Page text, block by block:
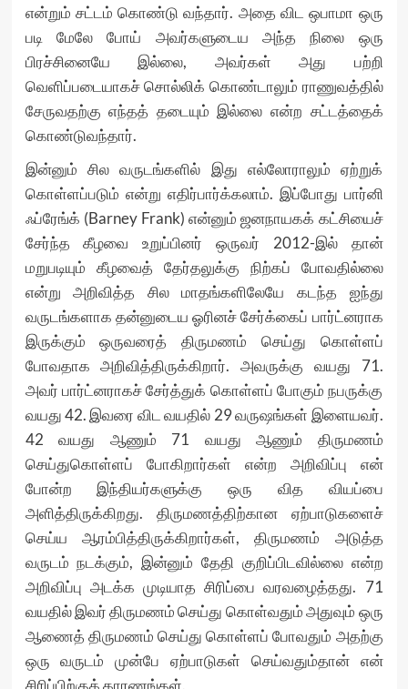
என்றும் சட்டம் கொண்டு வந்தார். அதை விட ஒபாமா ஒரு
படி மேலே போய் அவர்களுடைய அந்த நிலை ஒரு
பிரச்சினையே இல்லை, அவர்கள் அது பற்றி
வெளிப்படையாகச் சொல்லிக் கொண்டாலும் ராணுவத்தில்
சேருவதற்கு எந்தத் தடையும் இல்லை என்ற சட்டத்தைக்
கொண்டுவந்தார்.
இன்னும் சில வருடங்களில் இது எல்லோராலும் ஏற்றுக்
கொள்ளப்படும் என்று எதிர்பார்க்கலாம். இப்போது பார்னி
ஃப்ரேங்க் (Barney Frank) என்னும் ஜனநாயகக் கட்சியைச்
சேர்ந்த கீழவை உறுப்பினர் ஒருவர் 2012-இல் தான்
மறுபடியும் கீழவைத் தேர்தலுக்கு நிற்கப் போவதில்லை
என்று அறிவித்த சில மாதங்களிலேயே கடந்த ஐந்து
வருடங்களாக தன்னுடைய ஓரினச் சேர்க்கைப் பார்ட்னராக
இருக்கும் ஒருவரைத் திருமணம் செய்து கொள்ளப்
போவதாக அறிவித்திருக்கிறார். அவருக்கு வயது 71.
அவர் பார்ட்னராகச் சேர்த்துக் கொள்ளப் போகும் நபருக்கு
வயது 42. இவரை விட வயதில் 29 வருஷங்கள் இளையவர்.
42 வயது ஆணும் 71 வயது ஆணும் திருமணம்
செய்துகொள்ளப் போகிறார்கள் என்ற அறிவிப்பு என்
போன்ற இந்தியர்களுக்கு ஒரு வித வியப்பை
அளித்திருக்கிறது. திருமணத்திற்கான ஏற்பாடுகளைச்
செய்ய ஆரம்பித்திருக்கிறார்கள், திருமணம் அடுத்த
வருடம் நடக்கும், இன்னும் தேதி குறிப்பிடவில்லை என்ற
அறிவிப்பு அடக்க முடியாத சிரிப்பை வரவழைத்தது. 71
வயதில் இவர் திருமணம் செய்து கொள்வதும் அதுவும் ஒரு
ஆணைத் திருமணம் செய்து கொள்ளப் போவதும் அதற்கு
ஒரு வருடம் முன்பே ஏற்பாடுகள் செய்வதும்தான் என்
சிரிப்பிற்குக் காரணங்கள்.